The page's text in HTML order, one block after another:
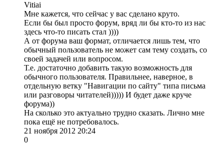
Vitiai
Мне кажется, что сейчас у вас сделано круто.
Если бы был просто форум, вряд ли бы кто-то из нас
здесь что-то писать стал ))))
А от форума ваш формат, отличается лишь тем, что
обычный пользователь не может сам тему создать, со
своей задачей или вопросом.
Т.е. достаточно добавить такую возможность для
обычного пользователя. Правильнее, наверное, в
отдельную ветку "Навигации по сайту" типа письма
или разговоры читателей))))) И будет даже круче
форума))
На сколько это актуально трудно сказать. Лично мне
пока ещё не потребовалось.
21 ноября 2012 20:24
0